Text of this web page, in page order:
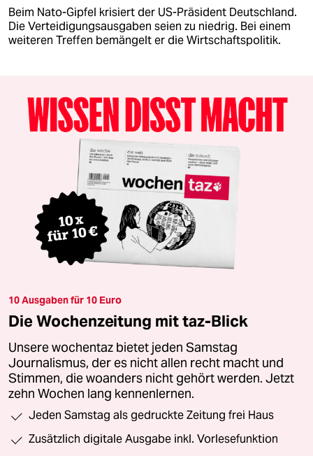
Beim Nato-Gipfel krisiert der US-Präsident Deutschland.
Die Verteidigungsausgaben seien zu niedrig. Bei einem
weiteren Treffen bemängelt er die Wirtschaftspolitik.
10 Ausgaben für 10 Euro
Die Wochenzeitung mit taz-Blick
Unsere wochentaz bietet jeden Samstag
Journalismus, der es nicht allen recht macht und
Stimmen, die woanders nicht gehört werden. Jetzt
zehn Wochen lang kennenlernen.
Jeden Samstag als gedruckte Zeitung frei Haus
Zusätzlich digitale Ausgabe inkl. Vorlesefunktion